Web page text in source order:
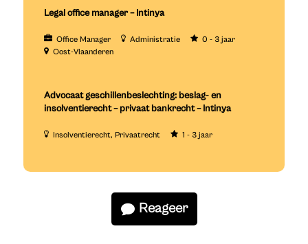
Legal office manager – Intinya
Office Manager Administratie
0 - 3 jaar
Oost-Vlaanderen
Advocaat geschillenbeslechting: beslag- en
insolventierecht – privaat bankrecht – Intinya
Insolventierecht Privaatrecht 1 - 3 jaar
Reageer